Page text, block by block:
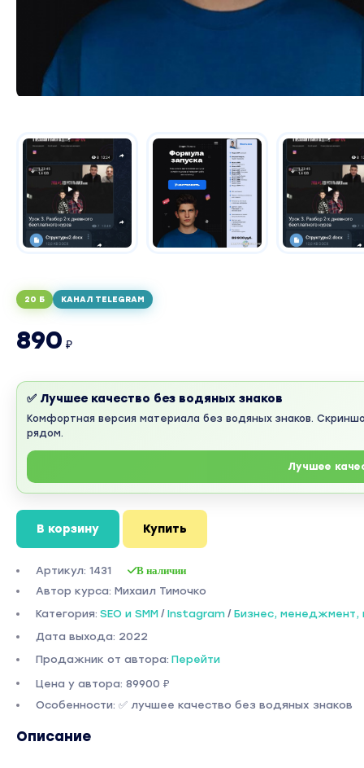
20 Б КАНАЛ TELEGRAM
890 ₽
✅ Лучшее качество без водяных знаков
Комфортная версия материала без водяных знаков.
рядом.
Лучшее
В корзину Купить
Артикул: 1431 В наличии
Автор курса: Михаил Тимочко
Категория: SEO и SMM / Instagram / Бизнес,
Дата выхода: 2022
Продажник от автора: Перейти
Цена у автора: 89900 ₽
Особенности: ✅ лучшее качество без водяных знаков
Описание